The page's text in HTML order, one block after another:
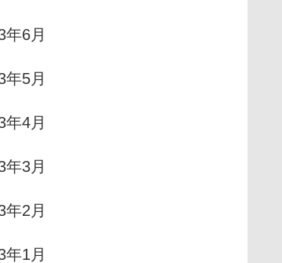
年6月
年5月
年4月
年3月
年2月
年1月